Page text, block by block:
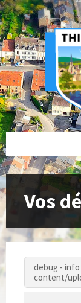
Skip
to
content
Skip
to
left
sidebar
Skip
to
footer
Vos
debug -
content/